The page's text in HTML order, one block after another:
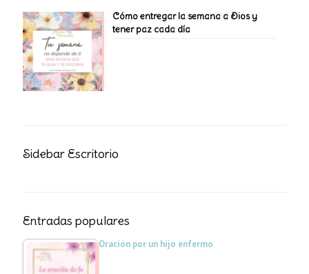
Cómo entregar la semana a Dios y
tener paz cada día
Sidebar Escritorio
Entradas populares
Oración por un hijo enfermo